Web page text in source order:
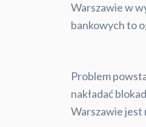
Warszawie w
bankowych to
Problem
nakładać
Warszawie jest